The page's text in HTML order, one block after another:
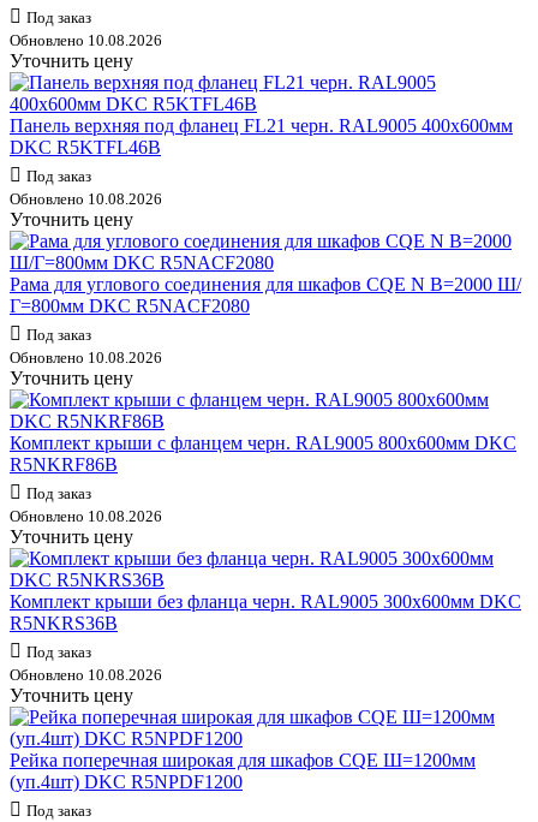
Под заказ
Обновлено 10.08.2026
Уточнить цену
Панель верхняя под фланец FL21 черн. RAL9005 400х600мм
DKC R5KTFL46B
Под заказ
Обновлено 10.08.2026
Уточнить цену
Рама для углового соединения для шкафов CQE N В=2000 Ш/
Г=800мм DKC R5NACF2080
Под заказ
Обновлено 10.08.2026
Уточнить цену
Комплект крыши с фланцем черн. RAL9005 800х600мм DKC
R5NKRF86B
Под заказ
Обновлено 10.08.2026
Уточнить цену
Комплект крыши без фланца черн. RAL9005 300х600мм DKC
R5NKRS36B
Под заказ
Обновлено 10.08.2026
Уточнить цену
Рейка поперечная широкая для шкафов CQE Ш=1200мм
(уп.4шт) DKC R5NPDF1200
Под заказ